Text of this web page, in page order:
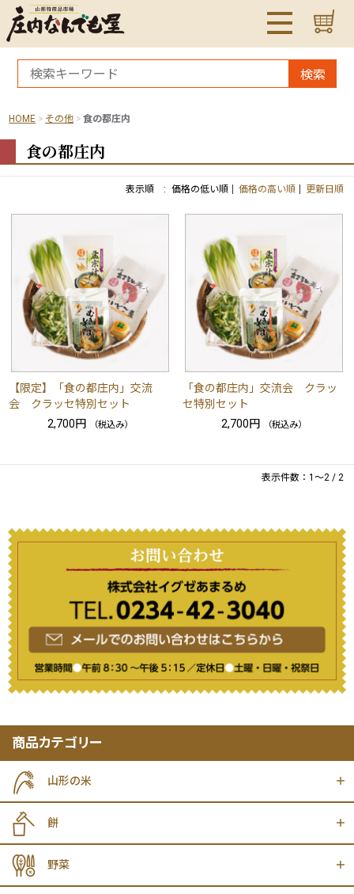
検索
HOME その他 食の都庄内
食の都庄内
表示順 : 価格の低い順 価格の高い順 更新日順
【限定】「食の都庄内」交流
会 クラッセ特別セット
2,700円
（税込み）
「食の都庄内」交流会 クラッ
セ特別セット
2,700円
（税込み）
表示件数：1～2 / 2
商品カテゴリー
山形の米
餅
野菜